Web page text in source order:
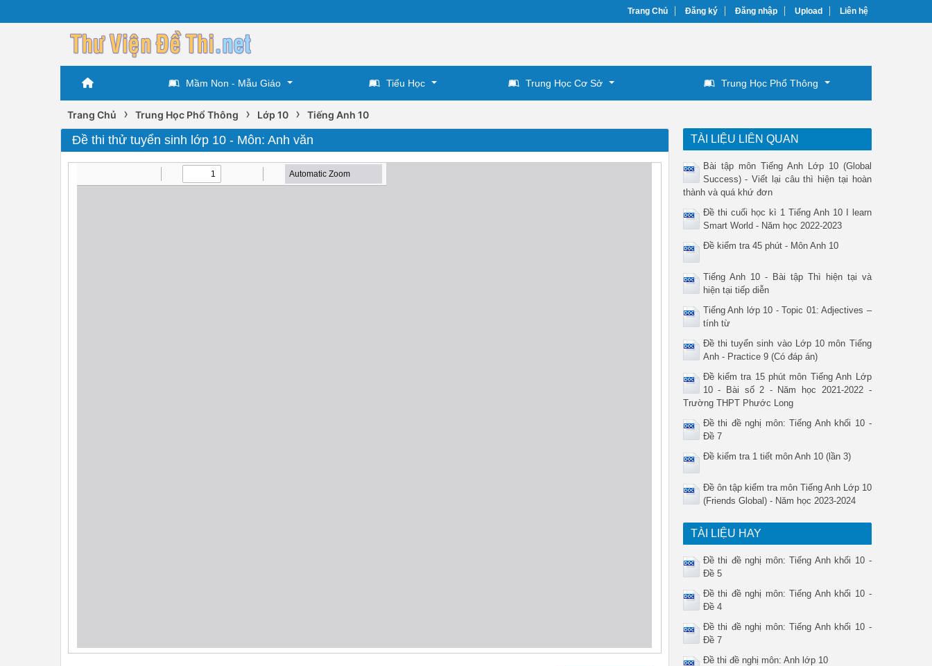
Trang Chủ Đăng ký Đăng nhập Upload Liên hệ
Mầm Non - Mẫu Giáo Tiểu Học Trung Học Cơ Sở Trung Học Phổ Thông
Trang Chủ › Trung Học Phổ Thông › Lớp 10 › Tiếng Anh 10
Đề thi thử tuyển sinh lớp 10 - Môn: Anh văn TÀI LIỆU LIÊN QUAN
Bài tập môn Tiếng Anh Lớp 10 (Global
Success) - Viết lại câu thì hiện tại hoàn
thành và quá khứ đơn
Đề thi cuối học kì 1 Tiếng Anh 10 I learn
Smart World - Năm học 2022-2023
Đề kiểm tra 45 phút - Môn Anh 10
Tiếng Anh 10 - Bài tập Thì hiện tại và
hiện tại tiếp diễn
Tiếng Anh lớp 10 - Topic 01: Adjectives –
tính từ
Đề thi tuyển sinh vào Lớp 10 môn Tiếng
Anh - Practice 9 (Có đáp án)
Đề kiểm tra 15 phút môn Tiếng Anh Lớp
10 - Bài số 2 - Năm học 2021-2022 -
Trường THPT Phước Long
Đề thi đề nghị môn: Tiếng Anh khối 10 -
Đề 7
Đề kiểm tra 1 tiết môn Anh 10 (lần 3)
Đề ôn tập kiểm tra môn Tiếng Anh Lớp 10
(Friends Global) - Năm học 2023-2024
TÀI LIỆU HAY
Đề thi đề nghị môn: Tiếng Anh khối 10 -
Đề 5
Đề thi đề nghị môn: Tiếng Anh khối 10 -
Đề 4
Đề thi đề nghị môn: Tiếng Anh khối 10 -
Đề 7
Đề thi đề nghị môn: Anh lớp 10